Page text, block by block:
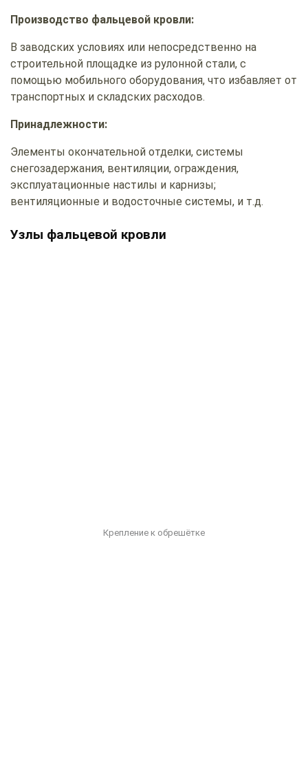
Производство фальцевой кровли:
В заводских условиях или непосредственно на
строительной площадке из рулонной стали, с
помощью мобильного оборудования, что избавляет от
транспортных и складских расходов.
Принадлежности:
Элементы окончательной отделки, системы
снегозадержания, вентиляции, ограждения,
эксплуатационные настилы и карнизы;
вентиляционные и водосточные системы, и т.д.
Узлы фальцевой кровли
Крепление к обрешётке